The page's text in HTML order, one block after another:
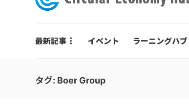
最新記事 イベント ラーニングハブ
タグ: Boer Group